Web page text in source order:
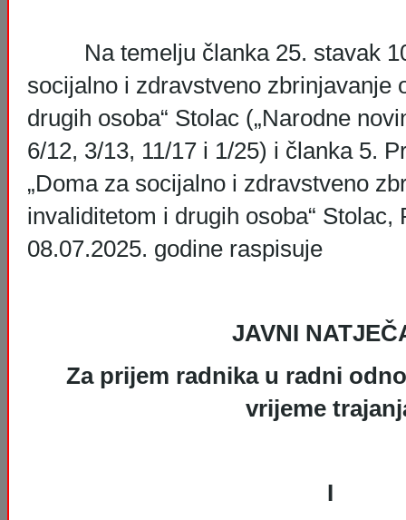
Na temelju članka 25. stavak
socijalno i zdravstveno zbrinjavanje
drugih osoba“ Stolac („Narodne
6/12, 3/13, 11/17 i 1/25) i članka 5.
„Doma za socijalno i zdravstveno
invaliditetom i drugih osoba“ Stolac,
08.07.2025. godine raspisuje
JAVNI
Za prijem radnika u radni
vrijeme
I